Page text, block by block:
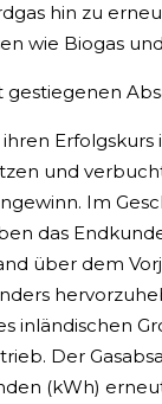
hin zu
wie Biogas
gestiegenen
Erfolgskurs
und
Im
das
über dem
inländischen
Der
(kWh)